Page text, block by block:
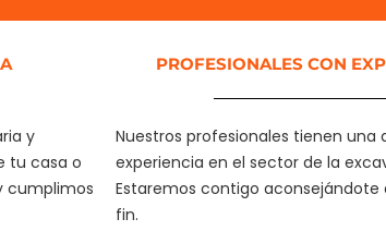
y
tu casa o
cumplimos
PROFESIONALES CON
Nuestros profesionales tienen una
experiencia en el sector de la
Estaremos contigo aconsejándote
fin.